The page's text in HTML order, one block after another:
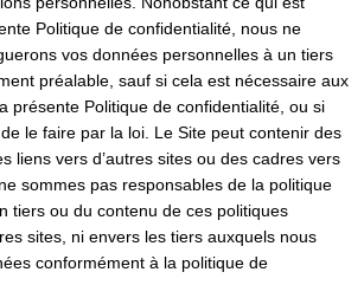
Politique de confidentialité, nous ne
vos données personnelles à un tiers
préalable, sauf si cela est nécessaire aux
présente Politique de confidentialité, ou si
le faire par la loi. Le Site peut contenir des
liens vers d’autres sites ou des cadres vers
sommes pas responsables de la politique
tiers ou du contenu de ces politiques
sites, ni envers les tiers auxquels nous
conformément à la politique de